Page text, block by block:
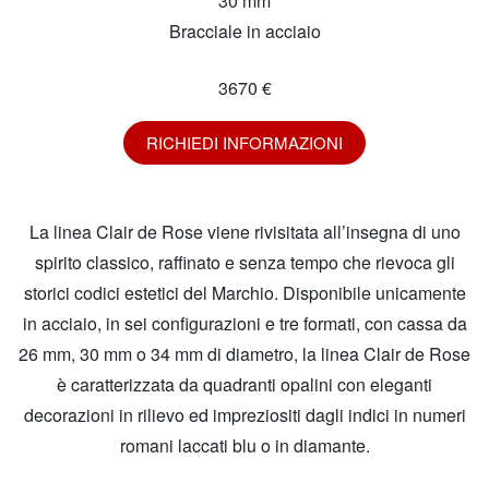
Bracciale in acciaio
3670 €
RICHIEDI INFORMAZIONI
La linea Clair de Rose viene rivisitata all’insegna di uno
spirito classico, raffinato e senza tempo che rievoca gli
storici codici estetici del Marchio. Disponibile unicamente
in acciaio, in sei configurazioni e tre formati, con cassa da
26 mm, 30 mm o 34 mm di diametro, la linea Clair de Rose
è caratterizzata da quadranti opalini con eleganti
decorazioni in rilievo ed impreziositi dagli indici in numeri
romani laccati blu o in diamante.